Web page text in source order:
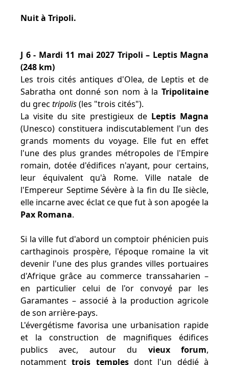
Nuit à Tripoli.
J 6 - Mardi 11 mai 2027 Tripoli – Leptis Magna
(248 km)
Les trois cités antiques d'Olea, de Leptis et de
Sabratha ont donné son nom à la Tripolitaine
du grec tripolis(les "trois cités").
La visite du site prestigieux de Leptis Magna
(Unesco) constituera indiscutablement l'un des
grands moments du voyage. Elle fut en effet
l'une des plus grandes métropoles de l'Empire
romain, dotée d'édifices n'ayant, pour certains,
leur équivalent qu'à Rome. Ville natale de
l'Empereur Septime Sévère à la fin du IIe siècle,
elle incarne avec éclat ce que fut à son apogée la
Pax Romana.
Si la ville fut d'abord un comptoir phénicien puis
carthaginois prospère, l'époque romaine la vit
devenir l'une des plus grandes villes portuaires
d'Afrique grâce au commerce transsaharien –
en particulier celui de l'or convoyé par les
Garamantes – associé à la production agricole
de son arrière-pays.
L'évergétisme favorisa une urbanisation rapide
et la construction de magnifiques édifices
publics avec, autour du vieux forum,
notammenttrois templesdont l'un dédié à